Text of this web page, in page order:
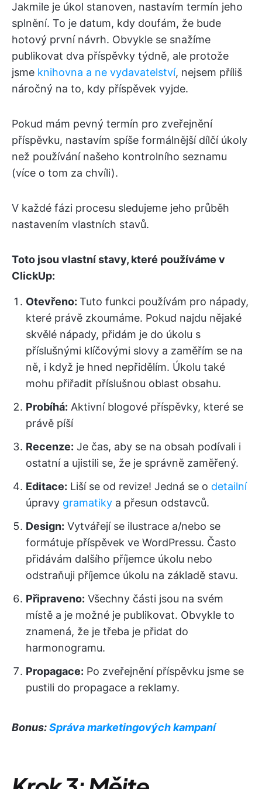
Jakmile je úkol stanoven, nastavím termín jeho
splnění. To je datum, kdy doufám, že bude
hotový první návrh. Obvykle se snažíme
publikovat dva příspěvky týdně, ale protože
jsme knihovna a ne vydavatelství, nejsem příliš
náročný na to, kdy příspěvek vyjde.
Pokud mám pevný termín pro zveřejnění
příspěvku, nastavím spíše formálnější dílčí úkoly
než používání našeho kontrolního seznamu
(více o tom za chvíli).
V každé fázi procesu sledujeme jeho průběh
nastavením vlastních stavů.
Toto jsou vlastní stavy, které používáme v
ClickUp:
Otevřeno: Tuto funkci používám pro nápady,
které právě zkoumáme. Pokud najdu nějaké
skvělé nápady, přidám je do úkolu s
příslušnými klíčovými slovy a zaměřím se na
ně, i když je hned nepřidělím. Úkolu také
mohu přiřadit příslušnou oblast obsahu.
Probíhá: Aktivní blogové příspěvky, které se
právě píší
Recenze: Je čas, aby se na obsah podívali i
ostatní a ujistili se, že je správně zaměřený.
Editace: Liší se od revize! Jedná se o detailní
úpravy gramatiky a přesun odstavců.
Design: Vytvářejí se ilustrace a/nebo se
formátuje příspěvek ve WordPressu. Často
přidávám dalšího příjemce úkolu nebo
odstraňuji příjemce úkolu na základě stavu.
Připraveno: Všechny části jsou na svém
místě a je možné je publikovat. Obvykle to
znamená, že je třeba je přidat do
harmonogramu.
Propagace: Po zveřejnění příspěvku jsme se
pustili do propagace a reklamy.
Bonus:Správa marketingových kampaní